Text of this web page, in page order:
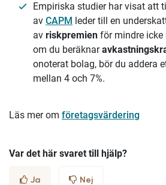
Empiriska studier har visat att
av CAPM leder till en
av riskpremien för mindre icke
om du beräknar
onoterat bolag, bör du addera
mellan 4 och 7%.
Läs mer om företagsvärdering
Var det här svaret till hjälp?
Ja Nej